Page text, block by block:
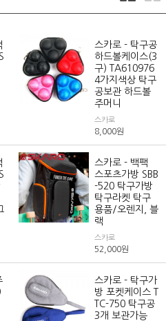
스카로 - 탁구공
하드볼케이스(3
구) TA610976
4가지색상 탁구
공보관 하드볼
주머니
스카로
8,000원
스카로 - 백팩
스포츠가방 SBB
-520 탁구가방
탁구라켓 탁구
용품/오렌지, 블
랙
스카로
52,000원
스카로 - 탁구가
방 포켓케이스 T
TC-750 탁구공
3개 보관가능